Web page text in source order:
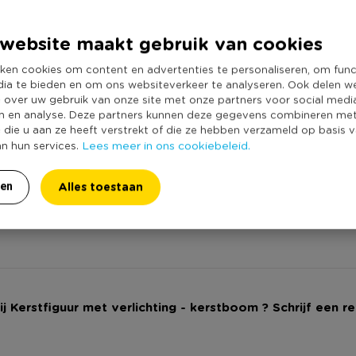
maakt gebruik van cookies
cookies om content en advertenties te personaliseren, om
te bieden en om ons websiteverkeer te analyseren. Ook delen
uw gebruik van onze site met onze partners voor social
en analyse. Deze partners kunnen deze gegevens combineren
u aan ze heeft verstrekt of die ze hebben verzameld op basis
hun services. Lees meer in ons cookiebeleid.
Alles toestaan
Xenos.nl.
Productlengte
Werkt op
Kerstfiguur met verlichting - kerstboom ? Schrijf een